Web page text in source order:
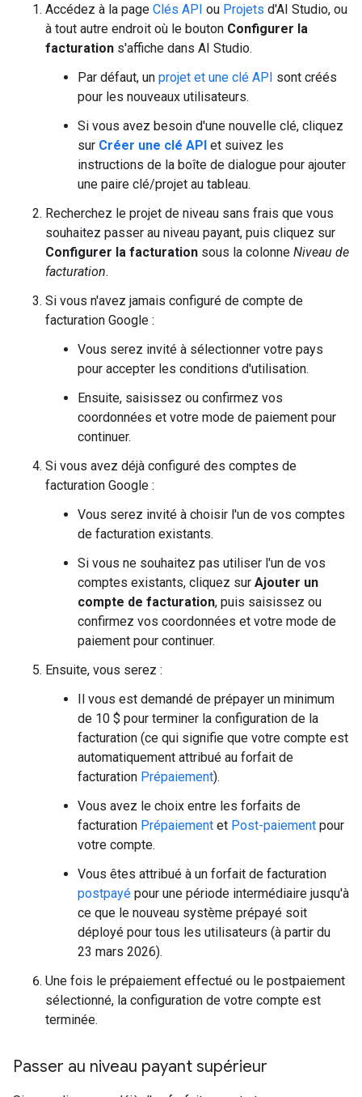
Accédez à la page Clés API ou Projets d'AI Studio, ou
à tout autre endroit où le bouton Configurer la
facturation s'affiche dans AI Studio.
Par défaut, un projet et une clé API sont créés
pour les nouveaux utilisateurs.
Si vous avez besoin d'une nouvelle clé, cliquez
sur Créer une clé API et suivez les
instructions de la boîte de dialogue pour ajouter
une paire clé/projet au tableau.
Recherchez le projet de niveau sans frais que vous
souhaitez passer au niveau payant, puis cliquez sur
Configurer la facturation sous la colonne Niveau de
facturation.
Si vous n'avez jamais configuré de compte de
facturation Google :
Vous serez invité à sélectionner votre pays
pour accepter les conditions d'utilisation.
Ensuite, saisissez ou confirmez vos
coordonnées et votre mode de paiement pour
continuer.
Si vous avez déjà configuré des comptes de
facturation Google :
Vous serez invité à choisir l'un de vos comptes
de facturation existants.
Si vous ne souhaitez pas utiliser l'un de vos
comptes existants, cliquez sur Ajouter un
compte de facturation, puis saisissez ou
confirmez vos coordonnées et votre mode de
paiement pour continuer.
Ensuite, vous serez :
Il vous est demandé de prépayer un minimum
de 10 $ pour terminer la configuration de la
facturation (ce qui signifie que votre compte est
automatiquement attribué au forfait de
facturation Prépaiement).
Vous avez le choix entre les forfaits de
facturation Prépaiement et Post-paiement pour
votre compte.
Vous êtes attribué à un forfait de facturation
postpayé pour une période intermédiaire jusqu'à
ce que le nouveau système prépayé soit
déployé pour tous les utilisateurs (à partir du
23 mars 2026).
Une fois le prépaiement effectué ou le postpaiement
sélectionné, la configuration de votre compte est
terminée.
Passer au niveau payant supérieur